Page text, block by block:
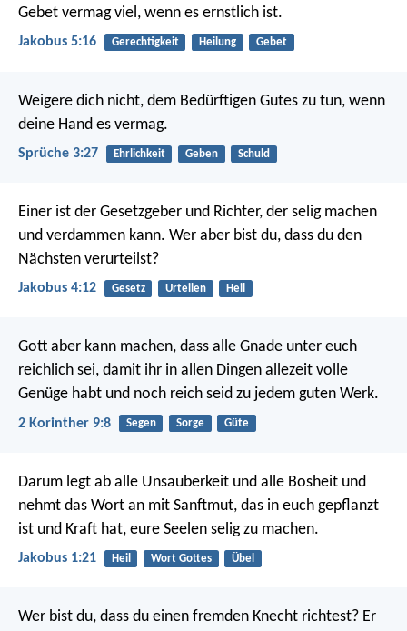
Gebet vermag viel, wenn es ernstlich ist.
Jakobus 5:16 Gerechtigkeit Heilung Gebet
Weigere dich nicht, dem Bedürftigen Gutes zu tun, wenn
deine Hand es vermag.
Sprüche 3:27 Ehrlichkeit Geben Schuld
Einer ist der Gesetzgeber und Richter, der selig machen
und verdammen kann. Wer aber bist du, dass du den
Nächsten verurteilst?
Jakobus 4:12 Gesetz Urteilen Heil
Gott aber kann machen, dass alle Gnade unter euch
reichlich sei, damit ihr in allen Dingen allezeit volle
Genüge habt und noch reich seid zu jedem guten Werk.
2 Korinther 9:8 Segen Sorge Güte
Darum legt ab alle Unsauberkeit und alle Bosheit und
nehmt das Wort an mit Sanftmut, das in euch gepflanzt
ist und Kraft hat, eure Seelen selig zu machen.
Jakobus 1:21 Heil Wort Gottes Übel
Wer bist du, dass du einen fremden Knecht richtest? Er